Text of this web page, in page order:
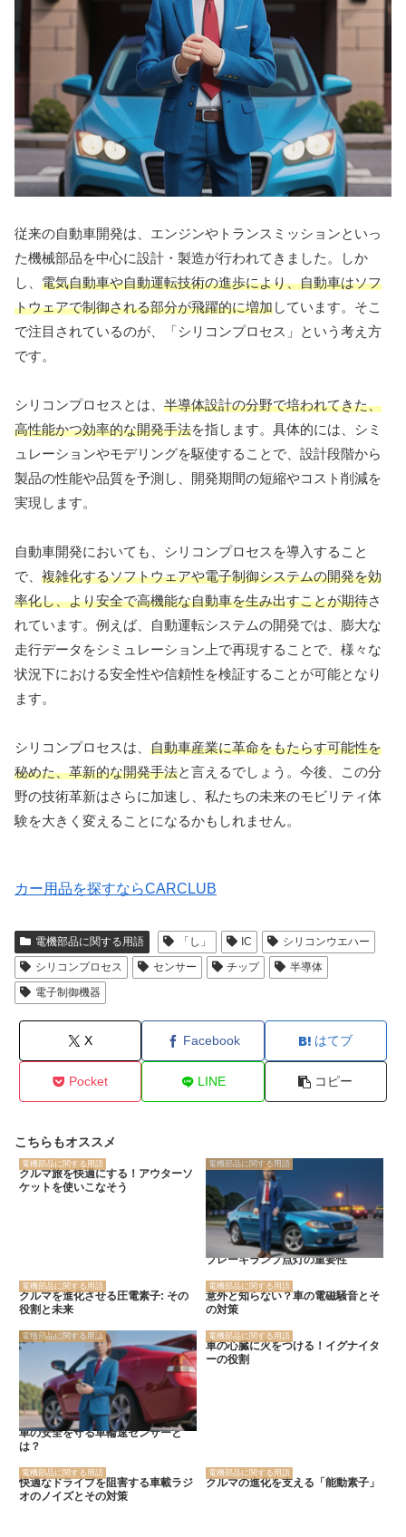
従来の自動車開発は、エンジンやトランスミッションといっ
た機械部品を中心に設計・製造が行われてきました。しか
し、 電気自動車や自動運転技術の進歩により、自動車はソフ
トウェアで制御される部分が飛躍的に増加しています。そこ
で注目されているのが、「シリコンプロセス」という考え方
です。
シリコンプロセスとは、 半導体設計の分野で培われてきた、
高性能かつ効率的な開発手法を指します。具体的には、シミ
ュレーションやモデリングを駆使することで、設計段階から
製品の性能や品質を予測し、開発期間の短縮やコスト削減を
実現します。
自動車開発においても、シリコンプロセスを導入すること
で、 複雑化するソフトウェアや電子制御システムの開発を効
率化し、より安全で高機能な自動車を生み出すことが期待さ
れています。例えば、自動運転システムの開発では、膨大な
走行データをシミュレーション上で再現することで、様々な
状況下における安全性や信頼性を検証することが可能となり
ます。
シリコンプロセスは、 自動車産業に革命をもたらす可能性を
秘めた、革新的な開発手法と言えるでしょう。今後、この分
野の技術革新はさらに加速し、私たちの未来のモビリティ体
験を大きく変えることになるかもしれません。
カー用品を探すならCARCLUB
電機部品に関する用語 「し」 IC
シリコンウエハー
シリコンプロセス
センサー チップ
半導体
電子制御機器
X Facebook はてブ
Pocket LINE コピー
こちらもオススメ
電機部品に関する用語
クルマ旅を快適にする！アウターソ
ケットを使いこなそう
電機部品に関する用語
ブレーキランプ点灯の重要性
電機部品に関する用語
クルマを進化させる圧電素子: その
役割と未来
電機部品に関する用語
意外と知らない？車の電磁騒音とそ
の対策
電機部品に関する用語
車の安全を守る車輪速センサーと
は？
電機部品に関する用語
車の心臓に火をつける！イグナイタ
ーの役割
電機部品に関する用語
快適なドライブを阻害する車載ラジ
オのノイズとその対策
電機部品に関する用語
クルマの進化を支える「能動素子」